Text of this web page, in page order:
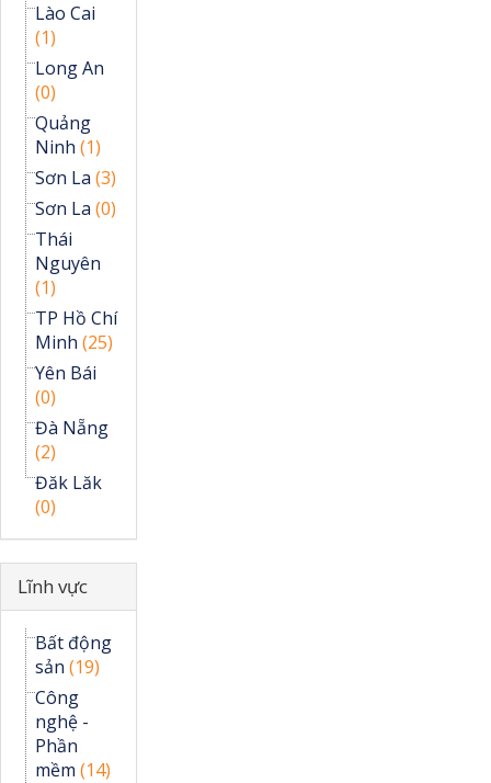
Lào Cai
(1)
Long An
(0)
Quảng
Ninh (1)
Sơn La (3)
Sơn La (0)
Thái
Nguyên
(1)
TP Hồ Chí
Minh (25)
Yên Bái
(0)
Đà Nẵng
(2)
Đăk Lăk
(0)
Ẩn
Lĩnh vực
Bất động
sản (19)
Công
nghệ -
Phần
mềm (14)